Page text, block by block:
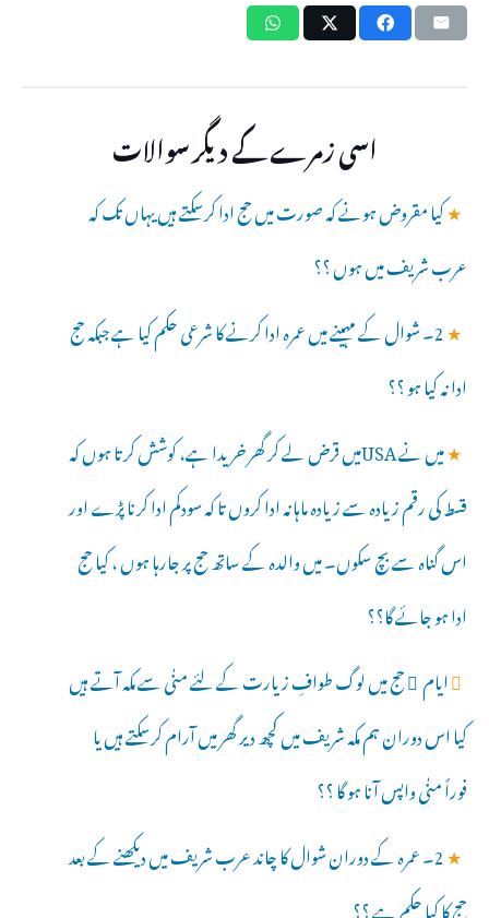
اسی زمرے کے دیگر سوالات
★کیا مقروض ہونے کہ صورت میں حج ادا کرسکتے ہیں یہاں تک کہ
عرب شریف میں ہوں ؟؟
★ 2۔ شوال کے مہینے میں عمرہ ادا کرنے کا شرعی حکم کیا ہے جبکہ حج
ادا نہ کیا ہو ؟؟
★
میں نے USAمیں قرض لے کر گھر خریدا ہے، کوشش کرتا ہوں کہ
قسط کی رقم زیادہ سے زیادہ ماہانہ ادا کروں تا کہ سودکم ادا کرنا پڑے اور
اس گناہ سے بچ سکوں۔ میں والدہ کے ساتھ حج پر جارہا ہوں ، کیا حج
ادا ہو جائے گا؟؟
★ایام ِ حج میں لوگ طوافِ زیارت کے لئے منٰی سے مکہ آتے ہیں
کیا اس دوران ہم مکہ شریف میں کچھ دیر گھر میں آرام کرسکتے ہیں یا
فوراً منٰی واپس آنا ہو گا ؟؟
★ 2۔ عمرہ کے دوران شوال کا چاند عرب شریف میں دیکھنے کے بعد
حج کا کیا حکم ہے ؟؟